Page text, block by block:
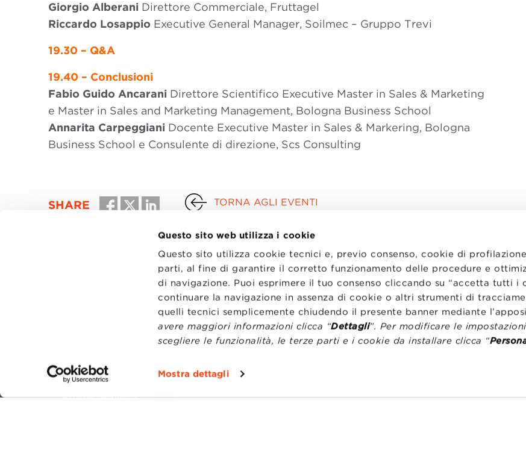
Questo sito web utilizza i cookie
Questo sito utilizza cookie tecnici e, previo consenso, cookie di
parti, al fine di garantire il corretto funzionamento delle procedure e
di navigazione. Puoi esprimere il tuo consenso cliccando su “accetta tutti i
continuare la navigazione in assenza di cookie o altri strumenti di
quelli tecnici semplicemente chiudendo il presente banner mediante
avere maggiori informazioni clicca “Dettagli”. Per modificare le
scegliere le funzionalità, le terze parti e i cookie da installare clicca “
Mostra dettagli
Giorgio Alberani Direttore Commerciale, Fruttagel
Riccardo Losappio Executive General Manager, Soilmec – Gruppo Trevi
19.30 – Q&A
19.40 – Conclusioni
Fabio Guido Ancarani Direttore Scientifico Executive Master in Sales & Marketing
e Master in Sales and Marketing Management, Bologna Business School
Annarita Carpeggiani Docente Executive Master in Sales & Markering, Bologna
Business School e Consulente di direzione, Scs Consulting
SHARE TORNA AGLI EVENTI
TRASPARENZA
PRIVACY